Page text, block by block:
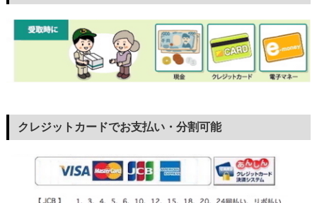
クレジットカードでお支払い・分割可能